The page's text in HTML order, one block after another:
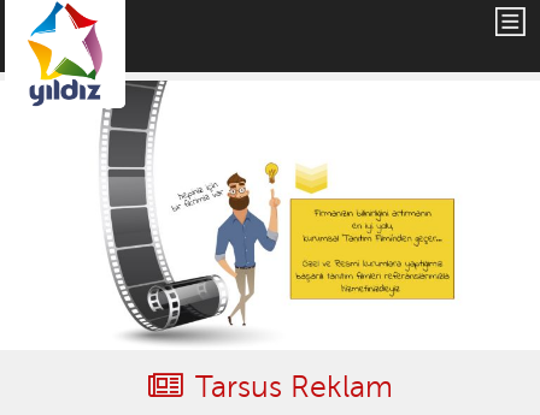
Tarsus Reklam